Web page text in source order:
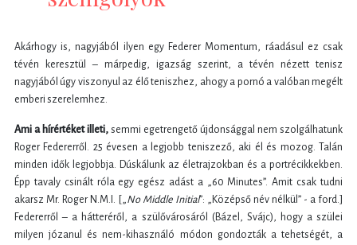
Akárhogy is, nagyjából ilyen egy Federer Momentum, ráadásul ez csak
tévén keresztül – márpedig, igazság szerint, a tévén nézett tenisz
nagyjából úgy viszonyul az élő teniszhez, ahogy a pornó a valóban megélt
emberi szerelemhez.
Ami a hírértéket illeti, semmi egetrengető újdonsággal nem szolgálhatunk
Roger Federerről. 25 évesen a legjobb teniszező, aki él és mozog. Talán
minden idők legjobbja. Dúskálunk az életrajzokban és a portrécikkekben.
Épp tavaly csinált róla egy egész adást a „60 Minutes”. Amit csak tudni
akarsz Mr. Roger N.M.I. [„No Middle Initial”: „Középső név nélkül” - a ford.]
Federerről – a hátteréről, a szülővárosáról (Bázel, Svájc), hogy a szülei
milyen józanul és nem-kihasználó módon gondozták a tehetségét, a